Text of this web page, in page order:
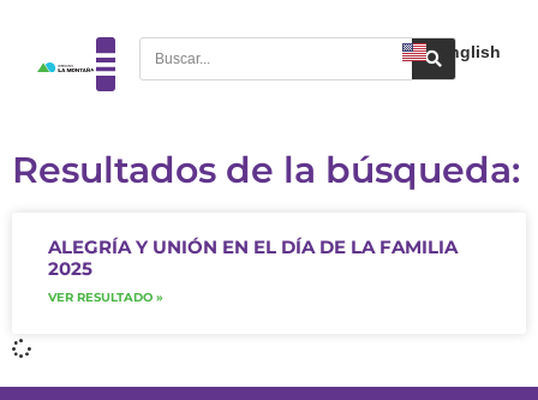
English
Resultados de la búsqueda:
ALEGRÍA Y UNIÓN EN EL DÍA DE LA FAMILIA
2025
VER RESULTADO »